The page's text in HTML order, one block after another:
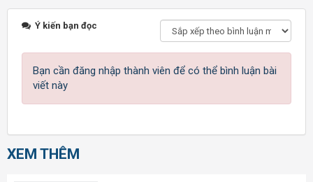
Ý kiến bạn đọc
Bạn cần đăng nhập thành viên để có thể bình luận bài
viết này
XEM THÊM